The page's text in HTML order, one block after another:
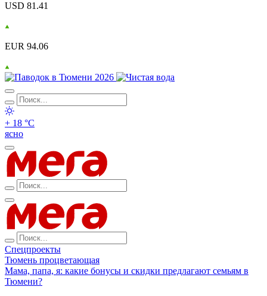
USD 81.41
EUR 94.06
+ 18 °С
ясно
Спецпроекты
Тюмень процветающая
Мама, папа, я: какие бонусы и скидки предлагают семьям в
Тюмени?